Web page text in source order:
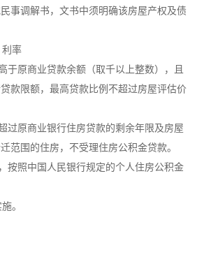
事调解书，文书中须明确该房屋产权及债
率
于原商业贷款余额（取千以上整数），且
款限额，最高贷款比例不超过房屋评估价
过原商业银行住房贷款的剩余年限及房屋
范围的住房，不受理住房公积金贷款。
按照中国人民银行规定的个人住房公积金
。